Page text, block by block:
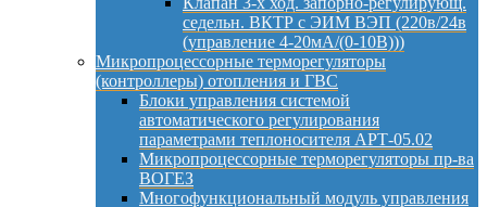
седельн. ВКТР с ЭИМ ВЭП (220в/24в
(управление 4-20мА/(0-10В)))
Микропроцессорные терморегуляторы
(контроллеры) отопления и ГВС
Блоки управления системой
автоматического регулирования
параметрами теплоносителя АРТ-05.02
Микропроцессорные терморегуляторы пр-ва
ВОГЕЗ
Многофункциональный модуль управления